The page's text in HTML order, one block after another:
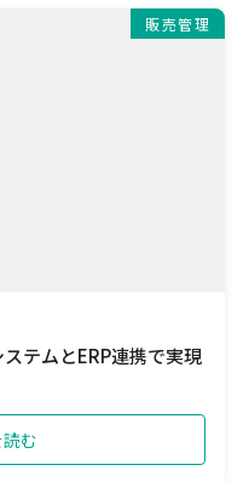
販売管理
テムとERP連携で実現
む